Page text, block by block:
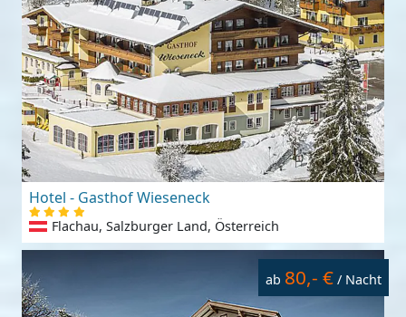
Hotel - Gasthof Wieseneck
Flachau, Salzburger Land, Österreich
ab 80,- € / Nacht